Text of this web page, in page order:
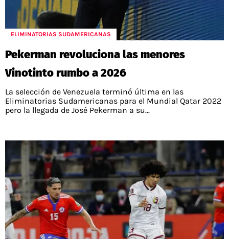
ELIMINATORIAS SUDAMERICANAS
Pekerman revoluciona las menores
Vinotinto rumbo a 2026
La selección de Venezuela terminó última en las
Eliminatorias Sudamericanas para el Mundial Qatar 2022
pero la llegada de José Pekerman a su...